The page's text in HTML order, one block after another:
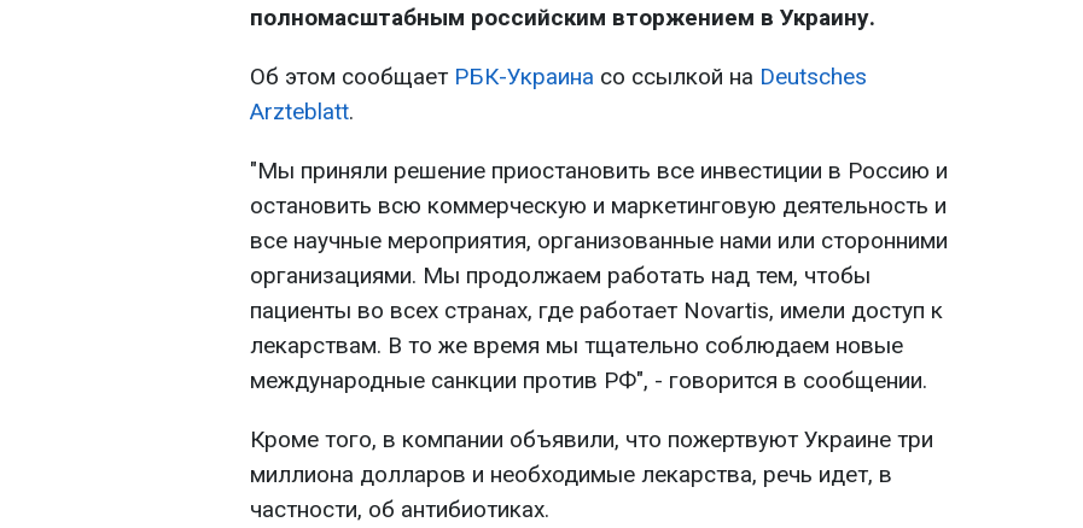
полномасштабным российским вторжением в Украину.
Об этом сообщает РБК-Украина со ссылкой на Deutsches
Arzteblatt.
"Мы приняли решение приостановить все инвестиции в Россию и
остановить всю коммерческую и маркетинговую деятельность и
все научные мероприятия, организованные нами или сторонними
организациями. Мы продолжаем работать над тем, чтобы
пациенты во всех странах, где работает Novartis, имели доступ к
лекарствам. В то же время мы тщательно соблюдаем новые
международные санкции против РФ", - говорится в сообщении.
Кроме того, в компании объявили, что пожертвуют Украине три
миллиона долларов и необходимые лекарства, речь идет, в
частности, об антибиотиках.